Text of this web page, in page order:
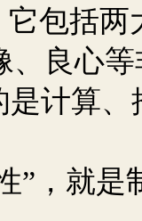
包括两
、良心
是计算
”，就